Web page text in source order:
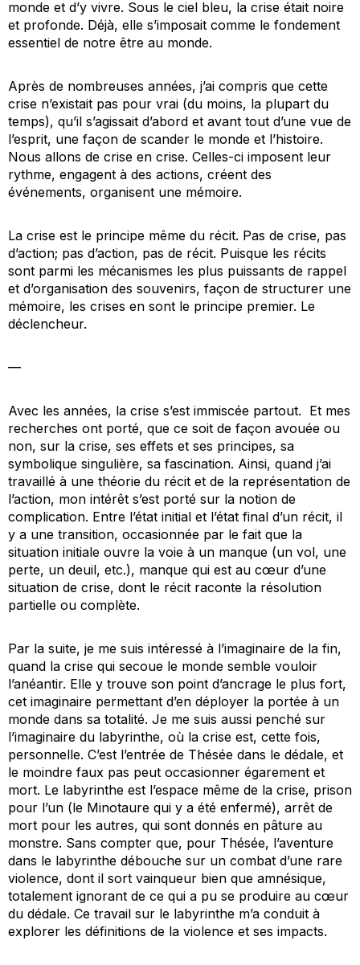
monde et d’y vivre. Sous le ciel bleu, la crise était noire
et profonde. Déjà, elle s’imposait comme le fondement
essentiel de notre être au monde.
Après de nombreuses années, j’ai compris que cette
crise n’existait pas pour vrai (du moins, la plupart du
temps), qu’il s’agissait d’abord et avant tout d’une vue de
l’esprit, une façon de scander le monde et l’histoire.
Nous allons de crise en crise. Celles-ci imposent leur
rythme, engagent à des actions, créent des
événements, organisent une mémoire.
La crise est le principe même du récit. Pas de crise, pas
d’action; pas d’action, pas de récit. Puisque les récits
sont parmi les mécanismes les plus puissants de rappel
et d’organisation des souvenirs, façon de structurer une
mémoire, les crises en sont le principe premier. Le
déclencheur.
—
Avec les années, la crise s’est immiscée partout. Et mes
recherches ont porté, que ce soit de façon avouée ou
non, sur la crise, ses effets et ses principes, sa
symbolique singulière, sa fascination. Ainsi, quand j’ai
travaillé à une théorie du récit et de la représentation de
l’action, mon intérêt s’est porté sur la notion de
complication. Entre l’état initial et l’état final d’un récit, il
y a une transition, occasionnée par le fait que la
situation initiale ouvre la voie à un manque (un vol, une
perte, un deuil, etc.), manque qui est au cœur d’une
situation de crise, dont le récit raconte la résolution
partielle ou complète.
Par la suite, je me suis intéressé à l’imaginaire de la fin,
quand la crise qui secoue le monde semble vouloir
l’anéantir. Elle y trouve son point d’ancrage le plus fort,
cet imaginaire permettant d’en déployer la portée à un
monde dans sa totalité. Je me suis aussi penché sur
l’imaginaire du labyrinthe, où la crise est, cette fois,
personnelle. C’est l’entrée de Thésée dans le dédale, et
le moindre faux pas peut occasionner égarement et
mort. Le labyrinthe est l’espace même de la crise, prison
pour l’un (le Minotaure qui y a été enfermé), arrêt de
mort pour les autres, qui sont donnés en pâture au
monstre. Sans compter que, pour Thésée, l’aventure
dans le labyrinthe débouche sur un combat d’une rare
violence, dont il sort vainqueur bien que amnésique,
totalement ignorant de ce qui a pu se produire au cœur
du dédale. Ce travail sur le labyrinthe m’a conduit à
explorer les définitions de la violence et ses impacts.